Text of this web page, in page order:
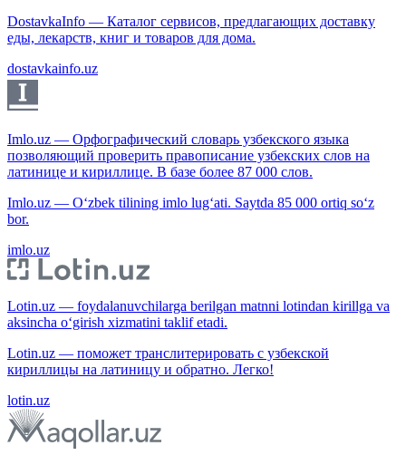
DostavkaInfo — Каталог сервисов, предлагающих доставку
еды, лекарств, книг и товаров для дома.
dostavkainfo.uz
Imlo.uz — Орфографический словарь узбекского языка
позволяющий проверить правописание узбекских слов на
латинице и кириллице. В базе более 87 000 слов.
Imlo.uz — O‘zbek tilining imlo lug‘ati. Saytda 85 000 ortiq so‘z
bor.
imlo.uz
Lotin.uz — foydalanuvchilarga berilgan matnni lotindan kirillga va
aksincha o‘girish xizmatini taklif etadi.
Lotin.uz — поможет транслитерировать с узбекской
кириллицы на латиницу и обратно. Легко!
lotin.uz